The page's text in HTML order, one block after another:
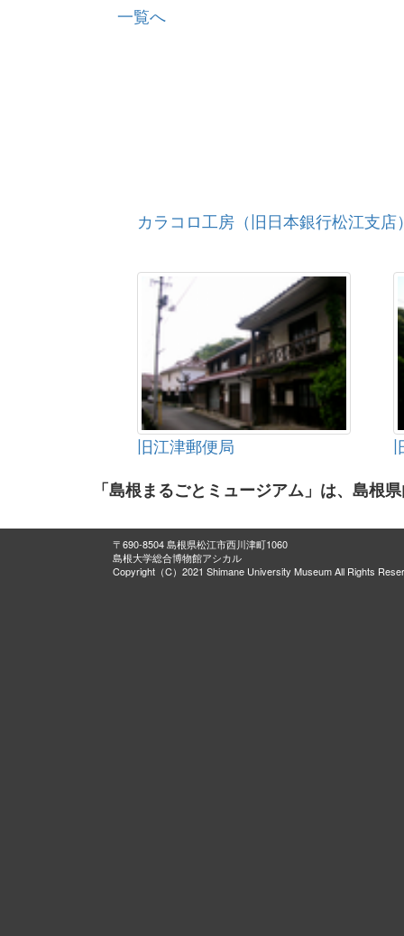
一覧へ
カラコロ工房（旧日本銀行松江支店
旧江津郵便局
「島根まるごとミュージアム」は、島根
〒690-8504 島根県松江市西川津町1060
島根大学総合博物館アシカル
Copyright（C）2021 Shimane University Museum All Rights